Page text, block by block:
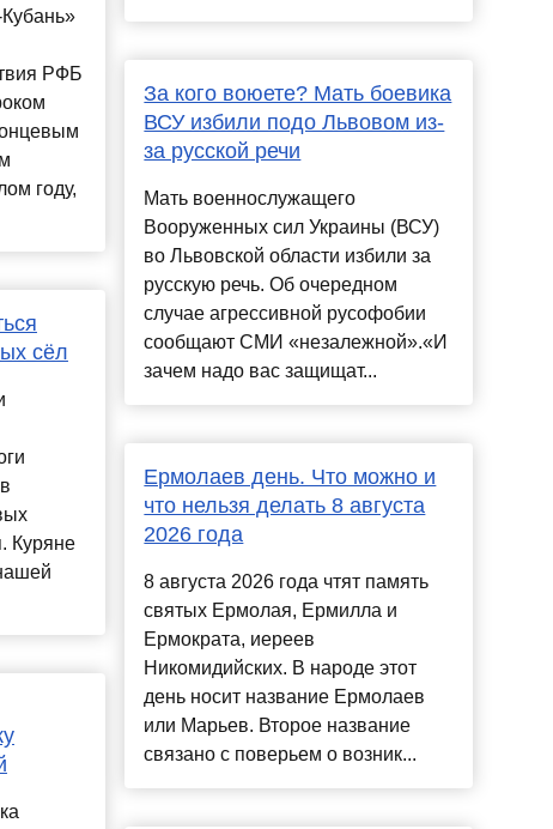
РФБ
году,
сёл
Куряне
За кого воюете? Мать боевика
ВСУ избили подо Львовом из-
за русской речи
Мать военнослужащего
Вооруженных сил Украины (ВСУ)
во Львовской области избили за
русскую речь. Об очередном
случае агрессивной русофобии
сообщают СМИ «незалежной».«И
зачем надо вас защищат...
Ермолаев день. Что можно и
что нельзя делать 8 августа
2026 года
8 августа 2026 года чтят память
святых Ермолая, Ермилла и
Ермократа, иереев
Никомидийских. В народе этот
день носит название Ермолаев
или Марьев. Второе название
связано с поверьем о возник...